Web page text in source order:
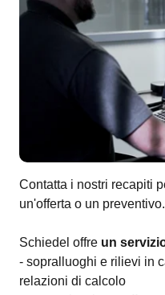
Contatta i nostri recapiti
un'offerta o un preventivo.
Schiedel offre un
- sopralluoghi e rilievi in
relazioni di calcolo